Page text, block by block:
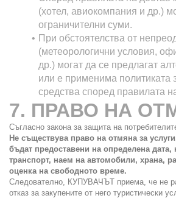
(хотел, авиокомпания и др.)
ограничителни суми.
При обстоятелства от
(метеорологични условия,
др.) могат да се предлагат
или е применима политиката
средства според правилата
7. ПРАВО НА
Съгласно закона за защита на
Не съществува право на отмяна за
бъдат предоставени на определена дата,
транспорт, наем на автомобили, храна,
оценка на свободното време.
Следователно, КУПУВАЧЪТ приема, че не
отказ за закупените от него туристически